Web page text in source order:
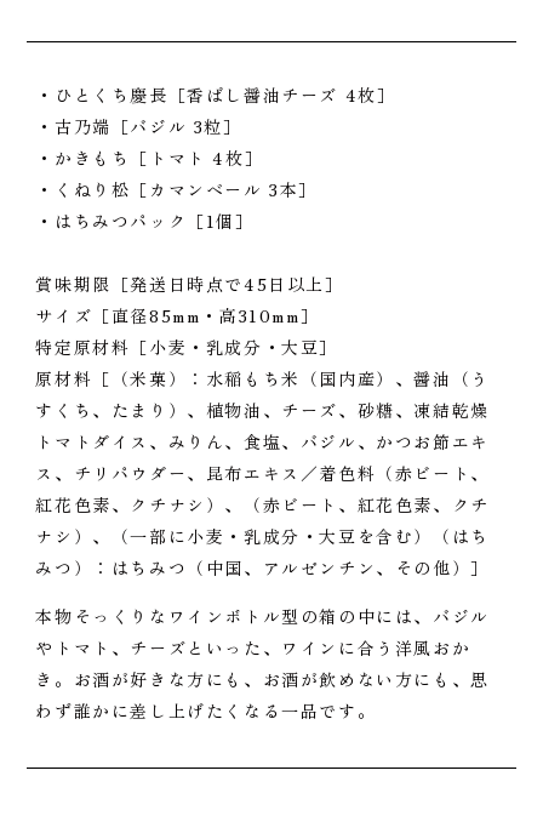
・ひとくち慶長［香ばし醤油チーズ 4枚］
・古乃端［バジル 3粒］
・かきもち［トマト 4枚］
・くねり松［カマンベール 3本］
・はちみつパック［1個］
賞味期限［発送日時点で45日以上］
サイズ［直径85mm・高310mm］
特定原材料［小麦・乳成分・大豆］
原材料［（米菓）：水稲もち米（国内産）、醤油（う
すくち、たまり）、植物油、チーズ、砂糖、凍結乾燥
トマトダイス、みりん、食塩、バジル、かつお節エキ
ス、チリパウダー、昆布エキス／着色料（赤ビート、
紅花色素、クチナシ）、（赤ビート、紅花色素、クチ
ナシ）、（一部に小麦・乳成分・大豆を含む）（はち
みつ）：はちみつ（中国、アルゼンチン、その他）］
本物そっくりなワインボトル型の箱の中には、バジル
やトマト、チーズといった、ワインに合う洋風おか
き。お酒が好きな方にも、お酒が飲めない方にも、思
わず誰かに差し上げたくなる一品です。